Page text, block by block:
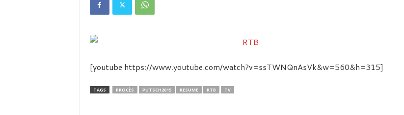
u
[youtube https://www.youtube.com/watch?v=ssTWNQnAsVk&w=560&h=315]
TAGS PROCÈS PUTSCH2015 RESUME RTB TV